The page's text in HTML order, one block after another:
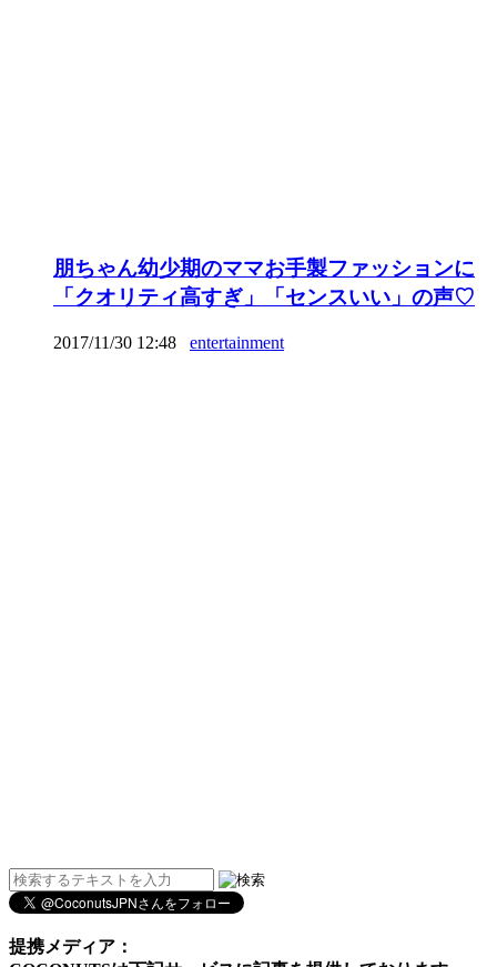
朋ちゃん幼少期のママお手製ファッションに
「クオリティ高すぎ」「センスいい」の声♡
2017/11/30 12:48 entertainment
提携メディア：